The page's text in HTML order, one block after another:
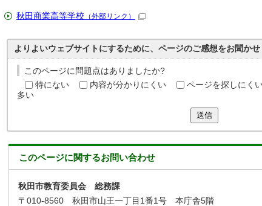
秋田商業高等学校 （外部リンク）
よりよいウェブサイトにするために、ページのご感想をお聞かせ
このページに問題点はありましたか?
特にない
内容が分かりにくい ページを探しにく
多い
送信
このページに関するお問い合わせ
秋田市教育委員会 総務課
〒010-8560 秋田市山王一丁目1番1号 本庁舎5階